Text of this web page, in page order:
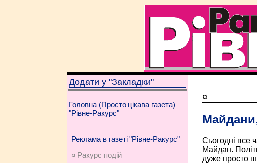
Додати у "Закладки"
Головна (Просто цікава газета)
"Рівне-Ракурс"
Реклама в газеті "Рівне-Ракурс"
¤ Ракурс подій
¤
Сьогодні все
Майдан.
дуже просто